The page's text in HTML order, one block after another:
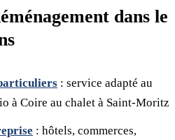
dans le
: service adapté au
à Coire au chalet à Saint-Moritz
: hôtels, commerces,